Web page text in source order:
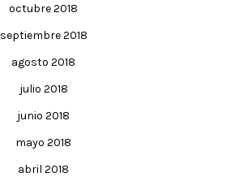
octubre 2018
septiembre 2018
agosto 2018
julio 2018
junio 2018
mayo 2018
abril 2018